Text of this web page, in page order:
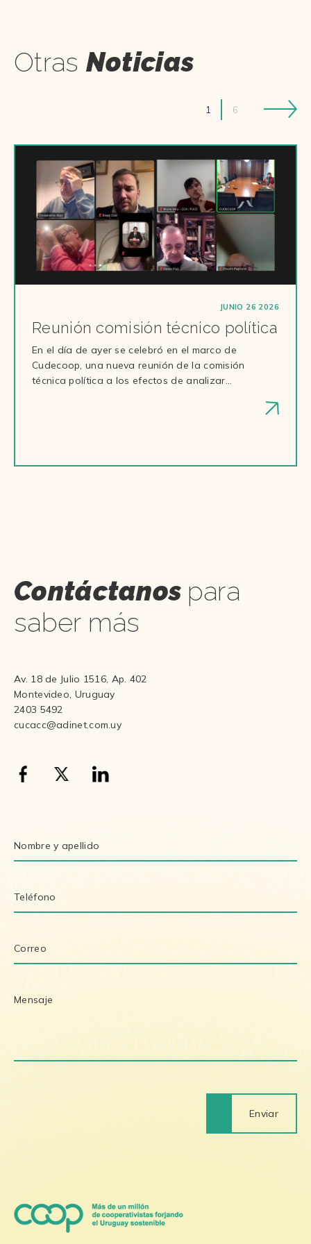
Otras Noticias
1 6
JUNIO 26 2026
Reunión comisión técnico política
En el día de ayer se celebró en el marco de
Cudecoop, una nueva reunión de la comisión
técnica política a los efectos de analizar…
Contáctanos para
saber más
Av. 18 de Julio 1516, Ap. 402
Montevideo, Uruguay
2403 5492
cucacc@adinet.com.uy
Enviar